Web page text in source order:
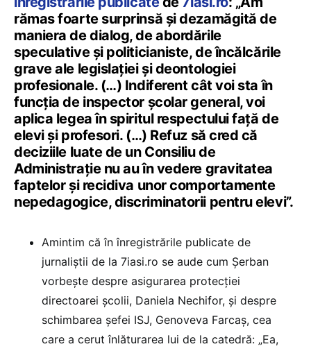
rămas foarte surprinsă și dezamăgită de
maniera de dialog, de abordările
speculative și politicianiste, de încălcările
grave ale legislației și deontologiei
profesionale. (…) Indiferent cât voi sta în
funcția de inspector școlar general, voi
aplica legea în spiritul respectului față de
elevi și profesori. (…) Refuz să cred că
deciziile luate de un Consiliu de
Administrație nu au în vedere gravitatea
faptelor și recidiva unor comportamente
nepedagogice, discriminatorii pentru elevi”.
Amintim că în înregistrările publicate de
jurnaliștii de la 7iasi.ro se aude cum Șerban
vorbește despre asigurarea protecției
directoarei școlii, Daniela Nechifor, și despre
schimbarea șefei ISJ, Genoveva Farcaș, cea
care a cerut înlăturarea lui de la catedră: „Ea,